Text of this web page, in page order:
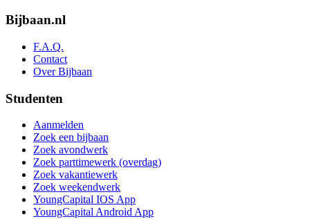
Bijbaan.nl
F.A.Q.
Contact
Over Bijbaan
Studenten
Aanmelden
Zoek een bijbaan
Zoek avondwerk
Zoek parttimewerk (overdag)
Zoek vakantiewerk
Zoek weekendwerk
YoungCapital IOS App
YoungCapital Android App